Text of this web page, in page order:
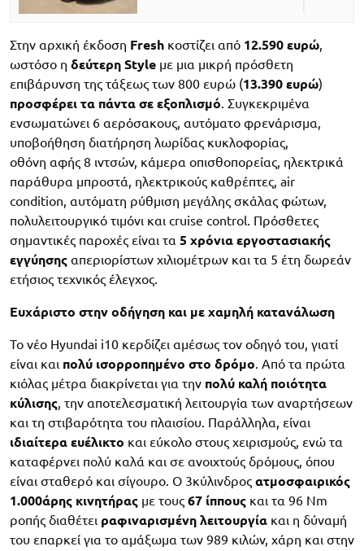
Στην αρχική έκδοση Fresh κοστίζει από 12.590 ευρώ,
ωστόσο η δεύτερη Style με μια μικρή πρόσθετη
επιβάρυνση της τάξεως των 800 ευρώ (13.390 ευρώ)
προσφέρει τα πάντα σε εξοπλισμό. Συγκεκριμένα
ενσωματώνει 6 αερόσακους, αυτόματο φρενάρισμα,
υποβοήθηση διατήρηση λωρίδας κυκλοφορίας,
οθόνη αφής 8 ιντσών, κάμερα οπισθοπορείας, ηλεκτρικά
παράθυρα μπροστά, ηλεκτρικούς καθρέπτες, air
condition, αυτόματη ρύθμιση μεγάλης σκάλας φώτων,
πολυλειτουργικό τιμόνι και cruise control. Πρόσθετες
σημαντικές παροχές είναι τα 5 χρόνια εργοστασιακής
εγγύησης απεριορίστων χιλιομέτρων και τα 5 έτη δωρεάν
ετήσιος τεχνικός έλεγχος.
Ευχάριστο στην οδήγηση και με χαμηλή κατανάλωση
Το νέο Hyundai i10 κερδίζει αμέσως τον οδηγό του, γιατί
είναι και πολύ ισορροπημένο στο δρόμο. Από τα πρώτα
κιόλας μέτρα διακρίνεται για την πολύ καλή ποιότητα
κύλισης, την αποτελεσματική λειτουργία των αναρτήσεων
και τη στιβαρότητα του πλαισίου. Παράλληλα, είναι
ιδιαίτερα ευέλικτο και εύκολο στους χειρισμούς, ενώ τα
καταφέρνει πολύ καλά και σε ανοιχτούς δρόμους, όπου
είναι σταθερό και σίγουρο. Ο 3κύλινδρος ατμοσφαιρικός
1.000άρης κινητήρας με τους 67 ίππους και τα 96 Nm
ροπής διαθέτει ραφιναρισμένη λειτουργία και η δύναμή
του επαρκεί για το αμάξωμα των 989 κιλών, χάρη και στην